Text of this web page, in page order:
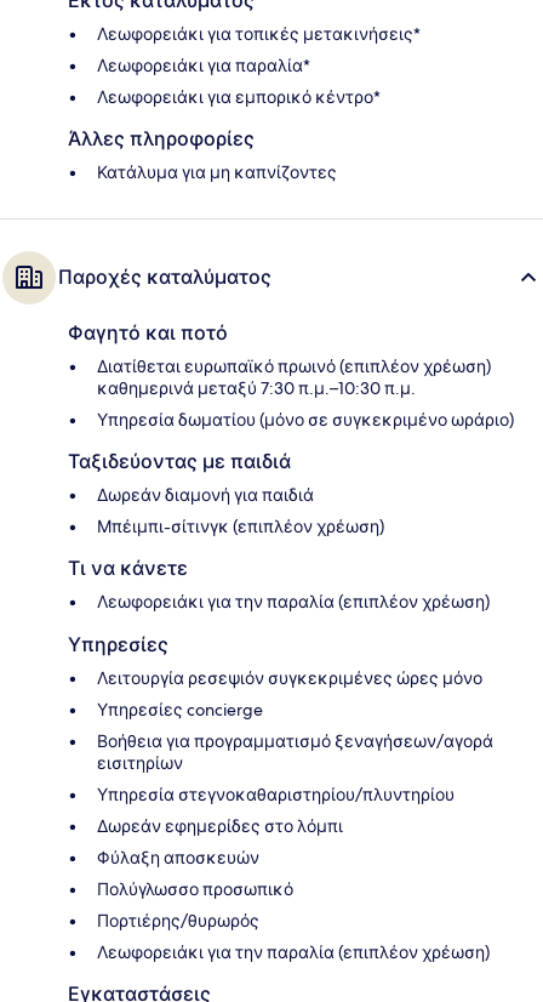
Λεωφορειάκι για τοπικές μετακινήσεις*
Λεωφορειάκι για παραλία*
Λεωφορειάκι για εμπορικό κέντρο*
Άλλες πληροφορίες
Κατάλυμα για μη καπνίζοντες
Παροχές καταλύματος
Φαγητό και ποτό
Διατίθεται ευρωπαϊκό πρωινό (επιπλέον χρέωση)
καθημερινά μεταξύ 7:30 π.μ.–10:30 π.μ.
Υπηρεσία δωματίου (μόνο σε συγκεκριμένο ωράριο)
Ταξιδεύοντας με παιδιά
Δωρεάν διαμονή για παιδιά
Μπέιμπι-σίτινγκ (επιπλέον χρέωση)
Τι να κάνετε
Λεωφορειάκι για την παραλία (επιπλέον χρέωση)
Υπηρεσίες
Λειτουργία ρεσεψιόν συγκεκριμένες ώρες μόνο
Υπηρεσίες concierge
Βοήθεια για προγραμματισμό ξεναγήσεων/αγορά
εισιτηρίων
Υπηρεσία στεγνοκαθαριστηρίου/πλυντηρίου
Δωρεάν εφημερίδες στο λόμπι
Φύλαξη αποσκευών
Πολύγλωσσο προσωπικό
Πορτιέρης/θυρωρός
Λεωφορειάκι για την παραλία (επιπλέον χρέωση)
Εγκαταστάσεις